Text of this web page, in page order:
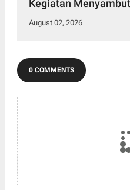
Kegiatan
Kemerdekaan RI di
August 02, 2026
0 COMMENTS